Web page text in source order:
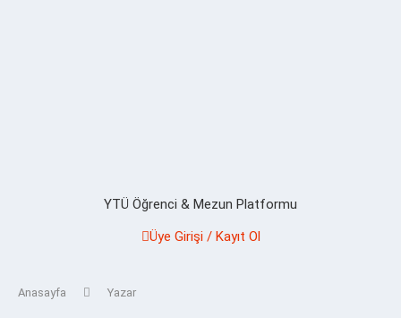
YTÜ Öğrenci & Mezun Platformu
Üye Girişi / Kayıt Ol
Anasayfa Yazar